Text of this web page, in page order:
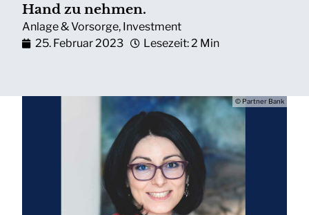
Hand zu nehmen.
Anlage & Vorsorge, Investment
25. Februar 2023
Lesezeit: 2 Min
© Partner Bank